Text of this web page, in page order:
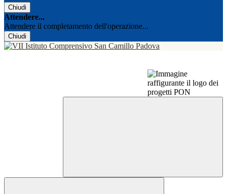
Chiudi
Attendere...
Attendere il completamento dell'operazione...
Chiudi